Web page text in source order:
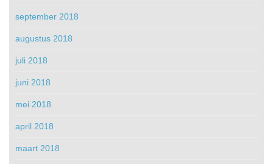
september 2018
augustus 2018
juli 2018
juni 2018
mei 2018
april 2018
maart 2018